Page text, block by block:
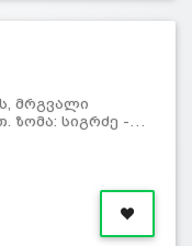
მრგვალი
ზომა: სიგრძე -…